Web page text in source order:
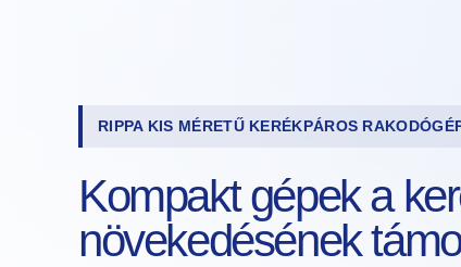
RIPPA KIS MÉRETŰ KERÉKPÁROS
Kompakt gépek a
növekedésének